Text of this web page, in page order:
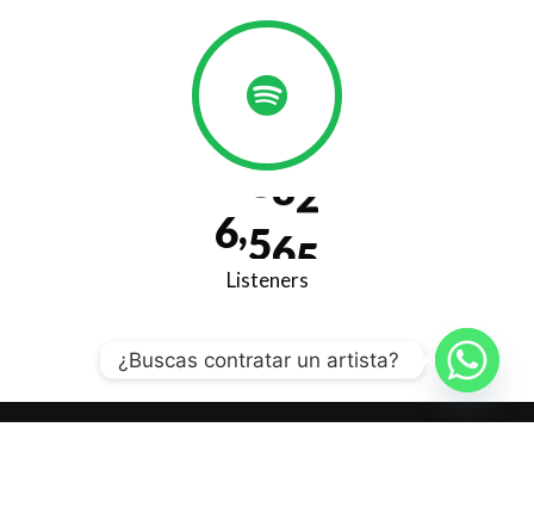
6,5 65
Listeners
¿Buscas contratar un artista?